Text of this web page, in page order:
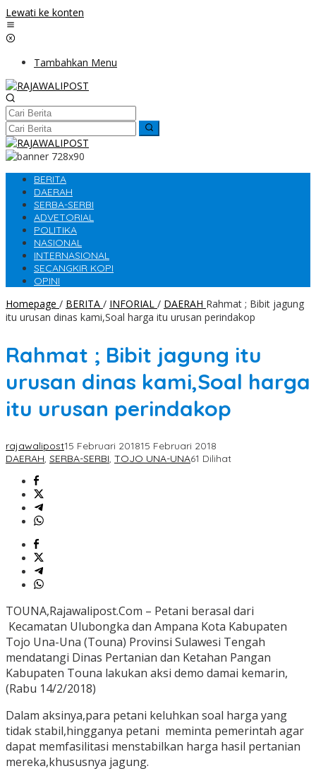
Lewati ke konten
Tambahkan Menu
BERITA
DAERAH
SERBA-SERBI
ADVETORIAL
POLITIKA
NASIONAL
INTERNASIONAL
SECANGKIR KOPI
OPINI
Homepage / BERITA / INFORIAL / DAERAH Rahmat ; Bibit jagung
itu urusan dinas kami,Soal harga itu urusan perindakop
Rahmat ; Bibit jagung itu
urusan dinas kami,Soal harga
itu urusan perindakop
rajawalipost15 Februari 201815 Februari 2018
DAERAH, SERBA-SERBI, TOJO UNA-UNA61 Dilihat
TOUNA,Rajawalipost.Com – Petani berasal dari
Kecamatan Ulubongka dan Ampana Kota Kabupaten
Tojo Una-Una (Touna) Provinsi Sulawesi Tengah
mendatangi Dinas Pertanian dan Ketahan Pangan
Kabupaten Touna lakukan aksi demo damai kemarin,
(Rabu 14/2/2018)
Dalam aksinya,para petani keluhkan soal harga yang
tidak stabil,hingganya petani meminta pemerintah agar
dapat memfasilitasi menstabilkan harga hasil pertanian
mereka,khususnya jagung.